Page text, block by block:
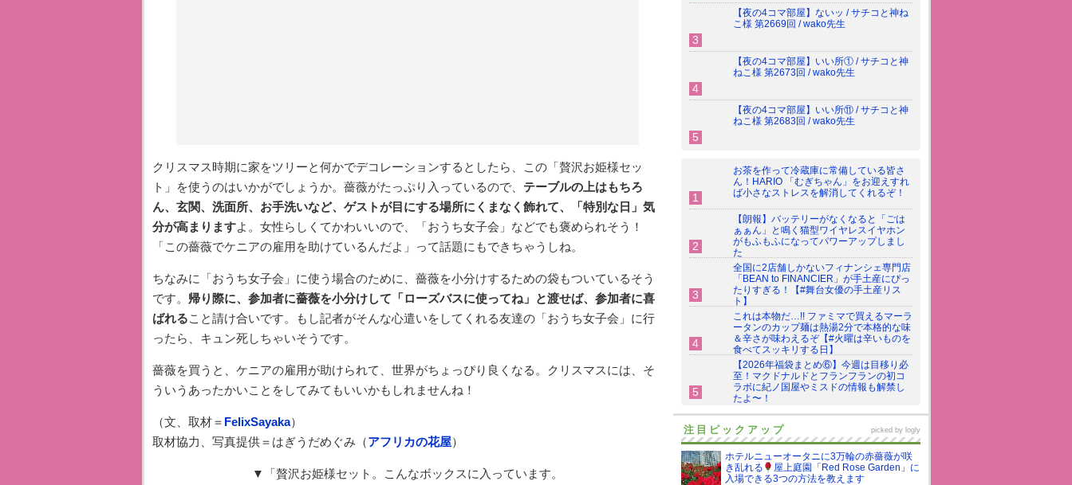
クリスマス時期に家をツリーと何かでデコレーションするとしたら、この「贅沢お姫様セッ
ト」を使うのはいかがでしょうか。薔薇がたっぷり入っているので、 テーブルの上はもちろ
ん、玄関、洗面所、お手洗いなど、ゲストが目にする場所にくまなく飾れて、「特別な日」気
分が高まりますよ。女性らしくてかわいいので、「おうち女子会」などでも褒められそう！
「この薔薇でケニアの雇用を助けているんだよ」って話題にもできちゃうしね。
ちなみに「おうち女子会」に使う場合のために、薔薇を小分けするための袋もついているそう
です。 帰り際に、参加者に薔薇を小分けして「ローズバスに使ってね」と渡せば、参加者に喜
ばれること請け合いです。もし記者がそんな心遣いをしてくれる友達の「おうち女子会」に行
ったら、キュン死しちゃいそうです。
薔薇を買うと、ケニアの雇用が助けられて、世界がちょっぴり良くなる。クリスマスには、そ
ういうあったかいことをしてみてもいいかもしれませんね！
（文、取材＝ FelixSayaka）
取材協力、写真提供＝はぎうだめぐみ（アフリカの花屋）
▼「贅沢お姫様セット。こんなボックスに入っています。
【夜の4コマ部屋】ないッ / サチコと神ね
こ様 第2669回 / wako先生
【夜の4コマ部屋】いい所① / サチコと神
ねこ様 第2673回 / wako先生
【夜の4コマ部屋】いい所⑪ / サチコと神
ねこ様 第2683回 / wako先生
お茶を作って冷蔵庫に常備している皆さ
ん！HARIO 「むぎちゃん」をお迎えすれ
ば小さなストレスを解消してくれるぞ！
【朗報】バッテリーがなくなると「ごは
ぁぁん」と鳴く猫型ワイヤレスイヤホン
がもふもふになってパワーアップしまし
た
全国に2店舗しかないフィナンシェ専門店
「BEAN to FINANCIER」が手土産にぴっ
たりすぎる！【#舞台女優の手土産リス
ト】
これは本物だ…!! ファミマで買えるマーラ
ータンのカップ麺は熱湯2分で本格的な味
＆辛さが味わえるぞ【#火曜は辛いものを
食べてスッキリする日】
【2026年福袋まとめ⑥】今週は目移り必
至！マクドナルドとフランフランの初コ
ラボに紀ノ国屋やミスドの情報も解禁し
たよ〜！
注目ピックアップ
ホテルニューオータニに3万輪の赤薔薇が咲
き乱れる
屋上庭園「Red Rose Garden」に
入場できる3つの方法を教えます
picked by logly